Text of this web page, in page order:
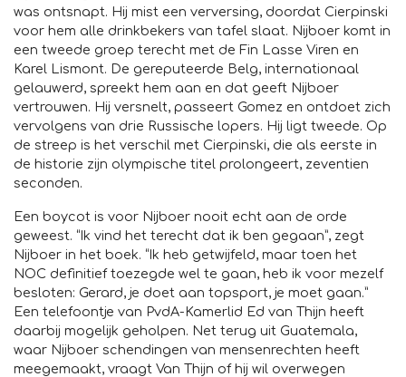
was ontsnapt. Hij mist een verversing, doordat Cierpinski
voor hem alle drinkbekers van tafel slaat. Nijboer komt in
een tweede groep terecht met de Fin Lasse Viren en
Karel Lismont. De gereputeerde Belg, internationaal
gelauwerd, spreekt hem aan en dat geeft Nijboer
vertrouwen. Hij versnelt, passeert Gomez en ontdoet zich
vervolgens van drie Russische lopers. Hij ligt tweede. Op
de streep is het verschil met Cierpinski, die als eerste in
de historie zijn olympische titel prolongeert, zeventien
seconden.
Een boycot is voor Nijboer nooit echt aan de orde
geweest. “Ik vind het terecht dat ik ben gegaan”, zegt
Nijboer in het boek. “Ik heb getwijfeld, maar toen het
NOC definitief toezegde wel te gaan, heb ik voor mezelf
besloten: Gerard, je doet aan topsport, je moet gaan.”
Een telefoontje van PvdA-Kamerlid Ed van Thijn heeft
daarbij mogelijk geholpen. Net terug uit Guatemala,
waar Nijboer schendingen van mensenrechten heeft
meegemaakt, vraagt Van Thijn of hij wil overwegen